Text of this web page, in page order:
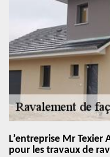
L’entreprise Mr
pour les travaux de